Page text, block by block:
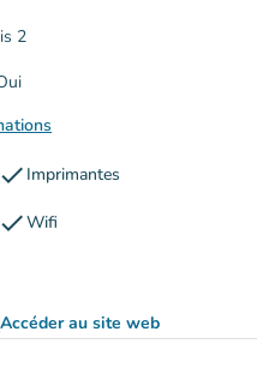
2
check Imprimantes
checkWifi
Accéder au site web
(nouvel onglet)